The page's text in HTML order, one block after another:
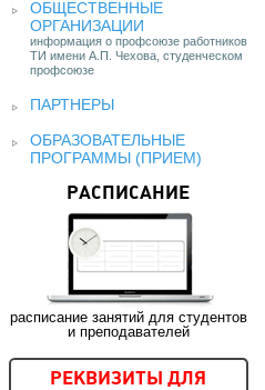
ОБЩЕСТВЕННЫЕ
ОРГАНИЗАЦИИ
информация о профсоюзе работников
ТИ имени А.П. Чехова, студенческом
профсоюзе
ПАРТНЕРЫ
ОБРАЗОВАТЕЛЬНЫЕ
ПРОГРАММЫ (ПРИЕМ)
РАСПИСАНИЕ
расписание занятий для студентов
и преподавателей
РЕКВИЗИТЫ ДЛЯ